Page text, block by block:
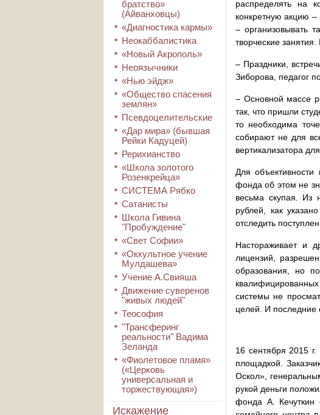
братство»
(Айванховцы)
«Диагностика кармы»
Неокаббалистика
«Новый Акрополь»
Неоязычники
«Нью эйдж»
«Общество спасения
землян»
Псевдоцелительские
«Дар мира» (бывшая
Рейки Кадуцей)
Рерихианство
«Школа золотого
Розенкрейца»
СИСТЕМА Рябко
Сатанисты
Школа Гивина
"Пробуждение"
«Свет Софии»
«Оккультное учение
Мулдашева»
Учение А.Свияша
Движение суверенов
"живых людей"
Теософия
"Трансферинг
реальности" Вадима
Зеланда
«Фиолетовое пламя»
(«Церковь
универсальная и
торжествующая»)
Искажение
распределять на
конкретную акцию
– организовывать
творческие
– Праздники,
Зиборова, педагог
– Основной массе
так, что пришли
то необходима
собирают не для
вертикализатора
Для
фонда об этом не
весьма скупая. Из
рублей, как
отследить
Настораживает и
лицензий,
образования, но
системы не
целей. И последние
16 сентября 2015
площадкой.
Оскол»,
рукой деньги
фонда А. Кечуткин